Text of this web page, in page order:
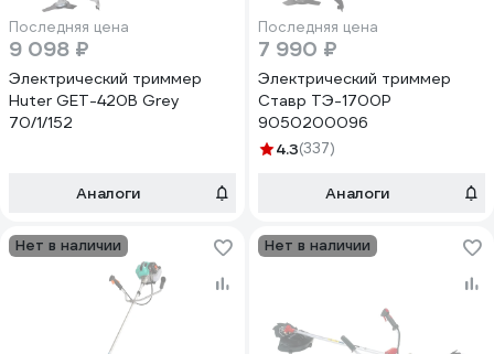
Последняя цена
9 098 ₽
Электрический триммер
Huter GET-420B Grey
70/1/152
Аналоги
Последняя цена
7 990 ₽
Электрический триммер
Ставр ТЭ-1700Р
9050200096
4.3(337)
Аналоги
Нет в наличии Нет в наличии